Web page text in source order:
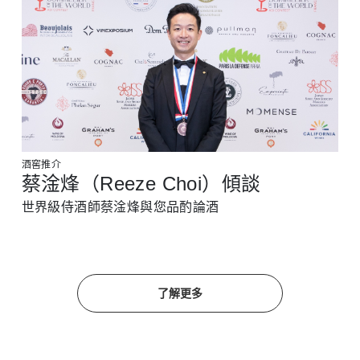
酒窖推介
蔡淦烽（Reeze Choi）傾談
世界級侍酒師蔡淦烽與您品酌論酒
了解更多